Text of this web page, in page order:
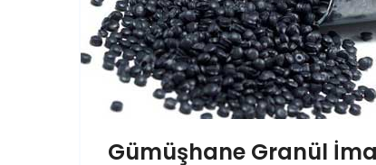
Gümüşhane Granül